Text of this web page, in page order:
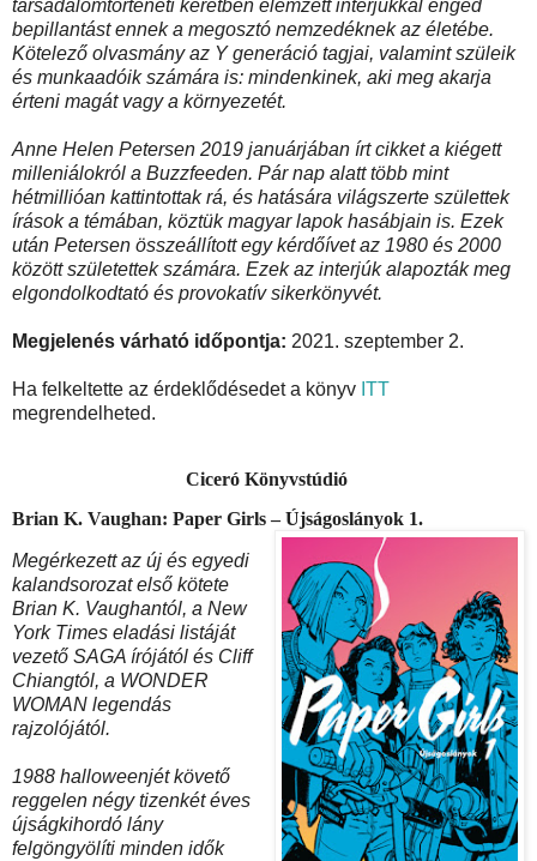
társadalomtörténeti keretben elemzett interjúkkal enged
bepillantást ennek a megosztó nemzedéknek az életébe.
Kötelező olvasmány az Y generáció tagjai, valamint szüleik
és munkaadóik számára is: mindenkinek, aki meg akarja
érteni magát vagy a környezetét.
Anne Helen Petersen 2019 januárjában írt cikket a kiégett
milleniálokról a Buzzfeeden. Pár nap alatt több mint
hétmillióan kattintottak rá, és hatására világszerte születtek
írások a témában, köztük magyar lapok hasábjain is. Ezek
után Petersen összeállított egy kérdőívet az 1980 és 2000
között születettek számára. Ezek az interjúk alapozták meg
elgondolkodtató és provokatív sikerkönyvét.
Megjelenés várható időpontja: 2021. szeptember 2.
Ha felkeltette az érdeklődésedet a könyv ITT
megrendelheted.
Ciceró Könyvstúdió
Brian K. Vaughan: Paper ​Girls – Újságoslányok 1.
Megérkezett az új és egyedi
kalandsorozat első kötete
Brian K. Vaughantól, a New
York Times eladási listáját
vezető SAGA írójától és Cliff
Chiangtól, a WONDER
WOMAN legendás
rajzolójától.
1988 halloweenjét követő
reggelen négy tizenkét éves
újságkihordó lány
felgöngyölíti minden idők